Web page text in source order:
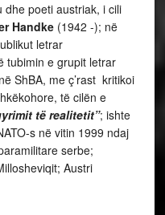
poeti austriak, i cili
Handke (1942 -); në
letrar
tubimin e grupit letrar
ShBA, me ç’rast kritikoi
të cilën e
të realitetit”; ishte
s në vitin 1999 ndaj
serbe;
Austri